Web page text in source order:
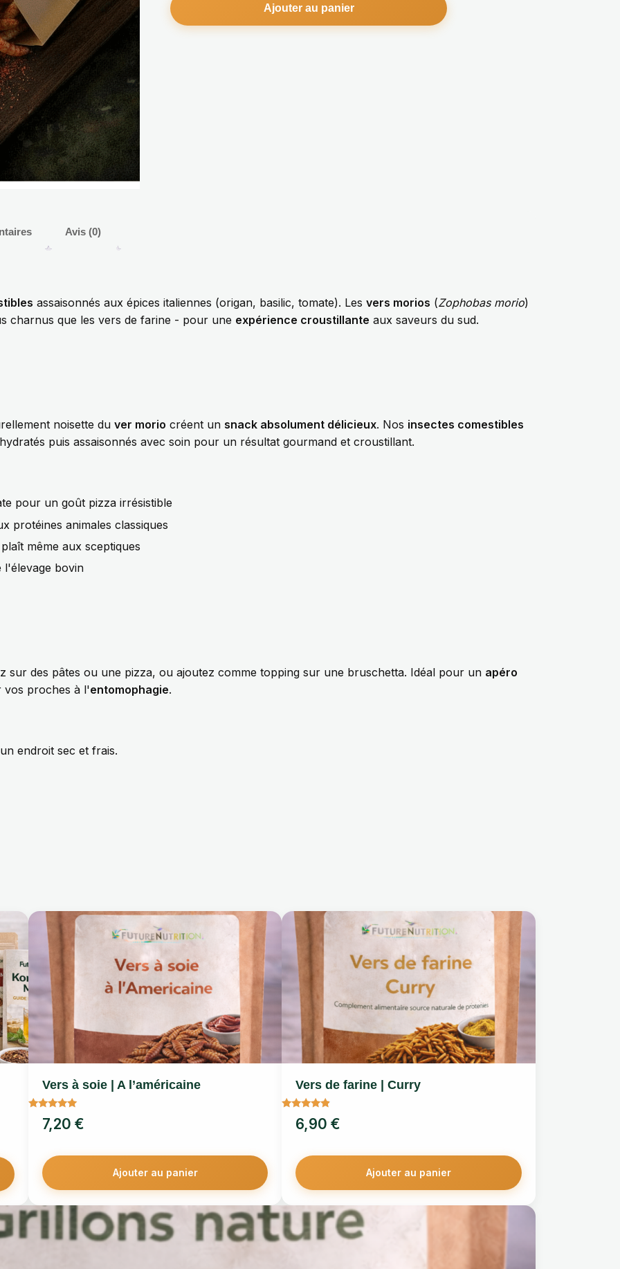
Ajouter au panier
Avis (0)
assaisonnés aux épices italiennes (origan, basilic, tomate). Les vers morios (Zophobas morio)
charnus que les vers de farine - pour une expérience croustillante aux saveurs du sud.
noisette du ver morio créent un snack absolument délicieux. Nos insectes comestibles
puis assaisonnés avec soin pour un résultat gourmand et croustillant.
pour un goût pizza irrésistible
protéines animales classiques
même aux sceptiques
l'élevage bovin
sur des pâtes ou une pizza, ou ajoutez comme topping sur une bruschetta. Idéal pour un apéro
vos proches à l'entomophagie.
endroit sec et frais.
Vers à soie | A l’américaine
Note
5.00
sur 5
7,20 €
Ajouter au panier
Vers de farine | Curry
Note
4.67
sur 5
6,90€
Ajouter au panier